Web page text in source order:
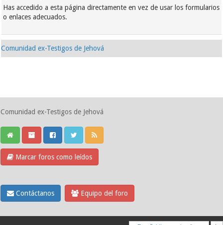
Has accedido a esta página directamente en vez de usar los formularios
o enlaces adecuados.
Comunidad ex-Testigos de Jehová
Comunidad ex-Testigos de Jehová
Marcar foros como leídos
Contáctanos Equipo del foro